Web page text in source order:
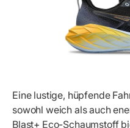
Eine lustige, hüpfende
sowohl weich als auch
Blast+ Eco-Schaumstoff